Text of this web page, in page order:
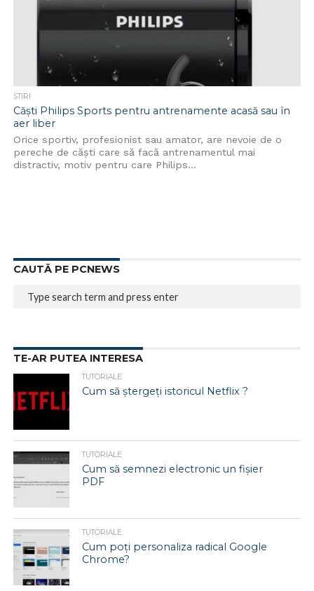
STIRI
Căști Philips Sports pentru antrenamente acasă sau în
aer liber
Orice sportiv, profesionist sau amator, are nevoie de o
pereche de căști care să facă antrenamentul mai
distractiv, motiv pentru care Philips...
CAUTĂ PE PCNEWS
TE-AR PUTEA INTERESA
TUTORIALE
Cum să ștergeți istoricul Netflix ?
TUTORIALE
Cum să semnezi electronic un fișier
PDF
TUTORIALE
Cum poți personaliza radical Google
Chrome?